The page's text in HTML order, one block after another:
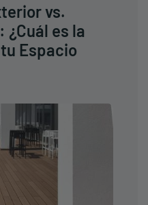
vs.
es la
Espacio